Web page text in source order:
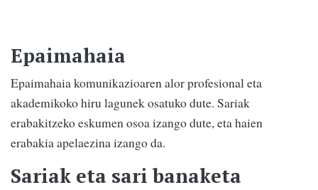
Epaimahaia
Epaimahaia komunikazioaren alor profesional eta
akademikoko hiru lagunek osatuko dute. Sariak
erabakitzeko eskumen osoa izango dute, eta haien
erabakia apelaezina izango da.
Sariak eta sari banaketa